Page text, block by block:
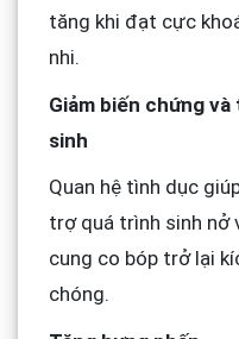
tăng khi đạt cực
nhi.
Giảm biến chứng
sinh
Quan hệ tình dục
trợ quá trình sinh nở
cung co bóp trở lại
chóng.